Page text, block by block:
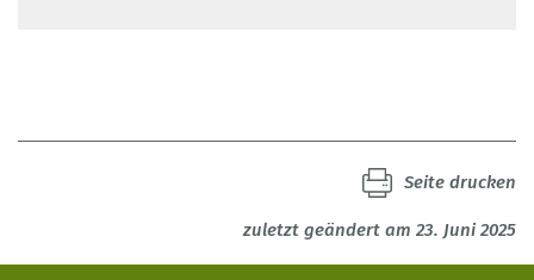
zuletzt geändert am 23. Juni 2025
Seite drucken